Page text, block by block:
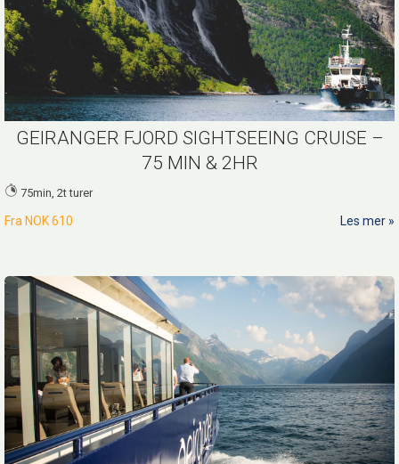
GEIRANGER FJORD SIGHTSEEING CRUISE –
75 MIN & 2HR
75min, 2t turer
Fra NOK 610 Les mer